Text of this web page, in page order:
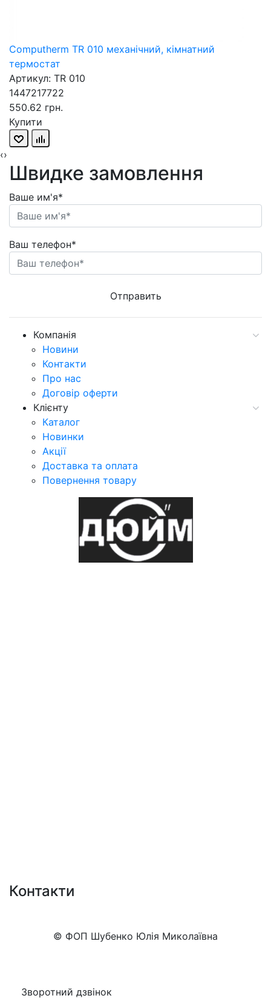
Computherm TR 010 механічний, кімнатний
термостат
Артикул: TR 010
1447217722
550.62 грн.
Купити
‹›
Швидке замовлення
Ваше им'я*
Ваш телефон*
Компанія
Новини
Контакти
Про нас
Договір оферти
Клієнту
Каталог
Новинки
Акції
Доставка та оплата
Повернення товару
Контакти
© ФОП Шубенко Юлія Миколаївна
Зворотний дзвінок